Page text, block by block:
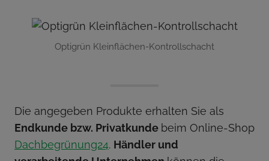
Optigrün Kleinflächen-Kontrollschacht
Die angegeben Produkte erhalten Sie als
Endkunde bzw. Privatkunde beim Online-Shop
Dachbegrünung24. Händler und